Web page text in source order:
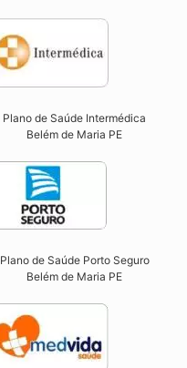
Plano de Saúde Intermédica
Belém de Maria PE​
Plano de Saúde Porto Seguro
Belém de Maria PE​